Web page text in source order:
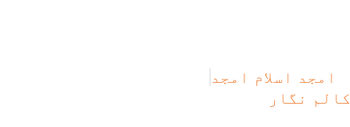
امجد اسلام امجد
کالم نگار